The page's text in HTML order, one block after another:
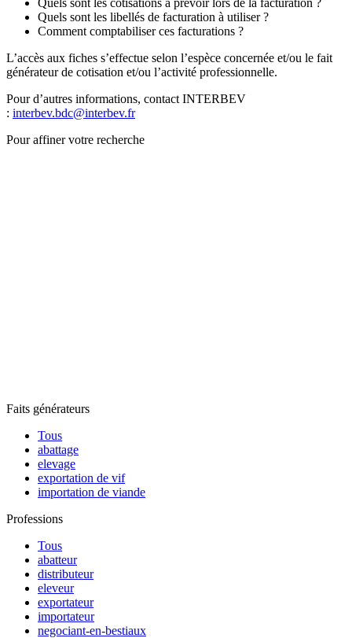
Quels sont les libellés de facturation à utiliser ?
Comment comptabiliser ces facturations ?
L’accès aux fiches s’effectue selon l’espèce concernée et/ou le fait
générateur de cotisation et/ou l’activité professionnelle.
Pour d’autres informations, contact INTERBEV
: interbev.bdc@interbev.fr
Pour affiner votre recherche
Faits générateurs
Tous
abattage
elevage
exportation de vif
importation de viande
Professions
Tous
abatteur
distributeur
eleveur
exportateur
importateur
negociant-en-bestiaux